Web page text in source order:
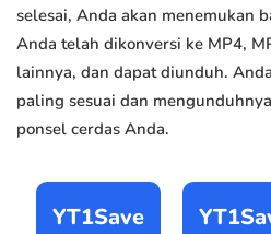
selesai, Anda akan menemukan
Anda telah dikonversi ke MP4,
lainnya, dan dapat diunduh.
paling sesuai dan
ponsel cerdas Anda.
YT1Save